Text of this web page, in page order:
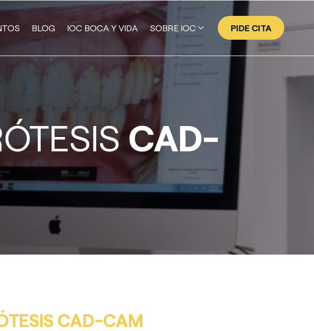
BLOG IOC BOCA Y VIDA SOBRE IOC
TECNOLOGÍA
PROGRAMA EMPRESA AMIGA
IOC | ACADEMY
PUBLICACIONES CIENTÍFICAS DE IOC
PIDE CITA
CAD-
CAD-CAM